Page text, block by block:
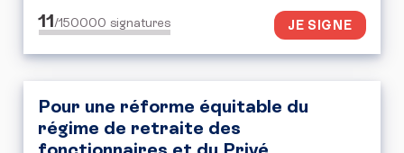
11/150000 signatures JE SIGNE
Pour une réforme équitable du
régime de retraite des